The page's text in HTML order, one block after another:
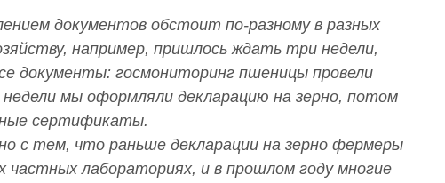
документов обстоит по-разному в разных
например, пришлось ждать три недели,
документы: госмониторинг пшеницы провели
мы оформляли декларацию на зерно, потом
сертификаты.
с тем, что раньше декларации на зерно фермеры
частных лабораториях, и в прошлом году многие